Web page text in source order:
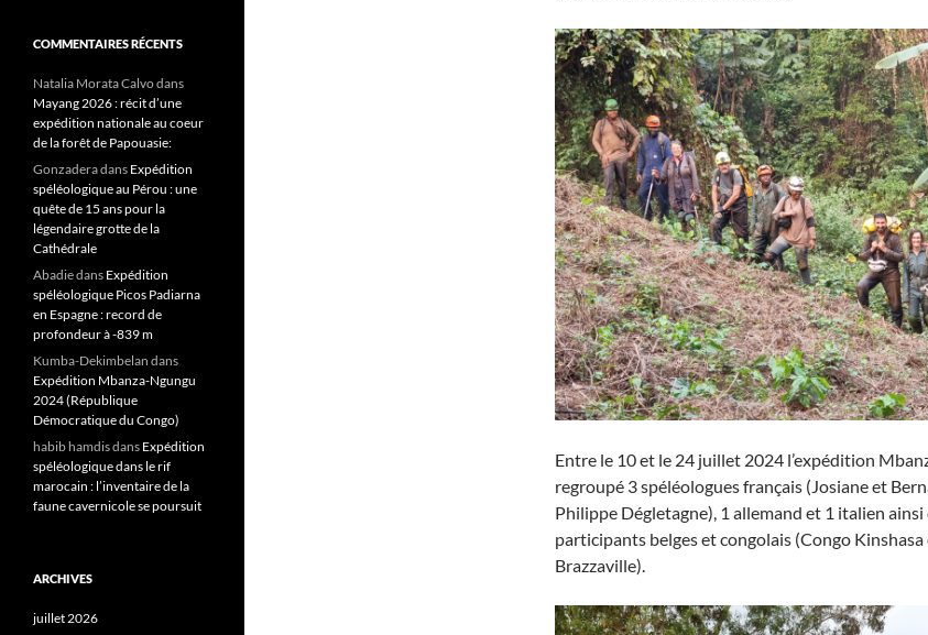
Entre le 10 et le 24 juillet 2024 l’expédition
regroupé 3 spéléologues français (Josiane et
Philippe Dégletagne), 1 allemand et 1 italien ainsi
participants belges et congolais (Congo
Brazzaville).
COMMENTAIRES RÉCENTS
Natalia Morata Calvodans
Mayang 2026 : récit d’une
expédition nationale au coeur
de la forêt de Papouasie:
Gonzaderadans Expédition
spéléologique au Pérou : une
quête de 15 ans pour la
légendaire grotte de la
Cathédrale
Abadiedans Expédition
spéléologique Picos Padiarna
en Espagne : record de
profondeur à -839 m
Kumba-Dekimbelan dans
Expédition Mbanza-Ngungu
2024 (République
Démocratique du Congo)
habib hamdisdans Expédition
spéléologique dans le rif
marocain : l’inventaire de la
faune cavernicole se poursuit
ARCHIVES
juillet 2026